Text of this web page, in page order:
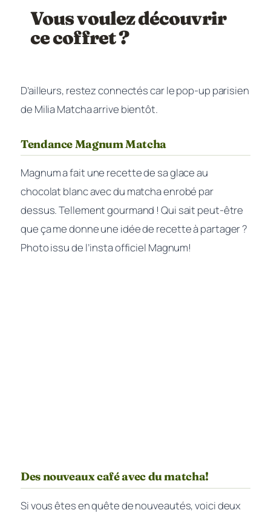
Vous voulez découvrir
ce coffret ?
D’ailleurs, restez connectés car le pop-up parisien
de Milia Matcha arrive bientôt.
Tendance Magnum Matcha
Magnum a fait une recette de sa glace au
chocolat blanc avec du matcha enrobé par
dessus. Tellement gourmand ! Qui sait peut-être
que ça me donne une idée de recette à partager ?
Photo issu de l’insta officiel Magnum!
Des nouveaux café avec du matcha!
Si vous êtes en quête de nouveautés, voici deux